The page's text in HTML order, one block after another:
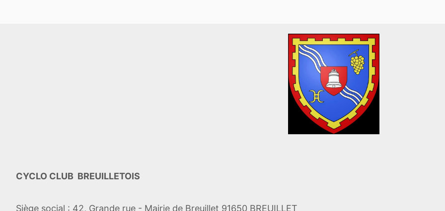
CYCLO CLUB BREUILLETOIS
Siège social : 42, Grande rue - Mairie de Breuillet 91650 BREUILLET